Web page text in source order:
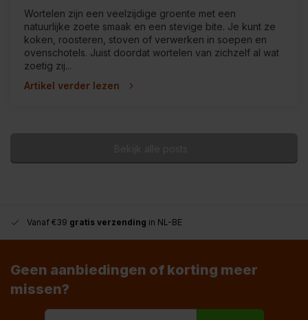
Wortelen zijn een veelzijdige groente met een
natuurlijke zoete smaak en een stevige bite. Je kunt ze
koken, roosteren, stoven of verwerken in soepen en
ovenschotels. Juist doordat wortelen van zichzelf al wat
zoetig zij...
Artikel verder lezen
Vanaf €39 gratis verzending in NL-BE
Geen aanbiedingen of korting meer
missen?